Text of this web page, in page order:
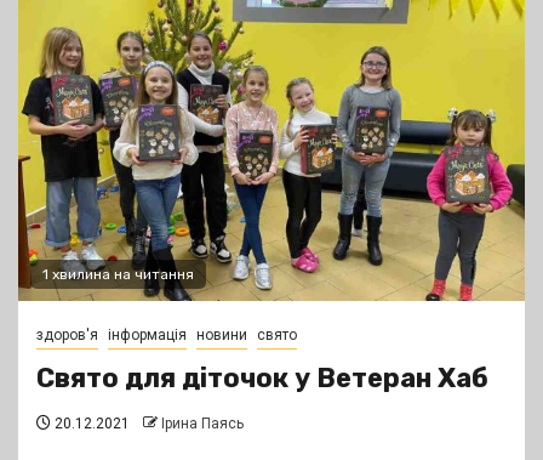
1 хвилина на читання
здоров'я інформація новини свято
Свято для діточок у Ветеран Хаб
20.12.2021 Ірина Паясь